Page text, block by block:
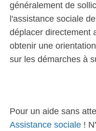
généralement de
l'assistance sociale
déplacer directement
obtenir une
sur les démarches à
Pour un aide sans
Assistance sociale !